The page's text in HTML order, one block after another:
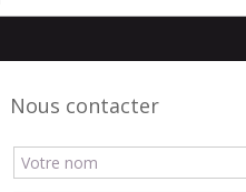
Nous contacter